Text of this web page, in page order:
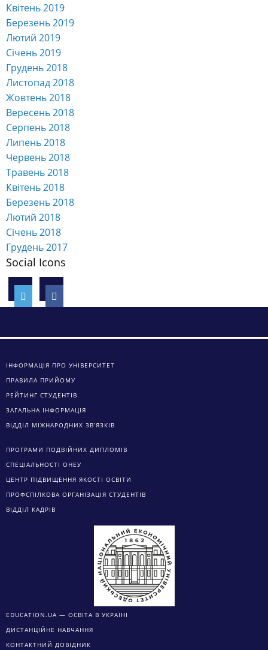
Квітень 2019
Березень 2019
Лютий 2019
Січень 2019
Грудень 2018
Листопад 2018
Жовтень 2018
Вересень 2018
Серпень 2018
Липень 2018
Червень 2018
Травень 2018
Квітень 2018
Березень 2018
Лютий 2018
Січень 2018
Грудень 2017
Social Icons
ІНФОРМАЦІЯ ПРО УНІВЕРСИТЕТ
ПРАВИЛА ПРИЙОМУ
РЕЙТИНГ СТУДЕНТІВ
ЗАГАЛЬНА ІНФОРМАЦІЯ
ВІДДІЛ МІЖНАРОДНИХ ЗВ’ЯЗКІВ
ПРОГРАМИ ПОДВІЙНИХ ДИПЛОМІВ
СПЕЦІАЛЬНОСТІ ОНЕУ
ЦЕНТР ПІДВИЩЕННЯ ЯКОСТІ ОСВІТИ
ПРОФСПІЛКОВА ОРГАНІЗАЦІЯ СТУДЕНТІВ
ВІДДІЛ КАДРІВ
EDUCATION.UA — ОСВІТА В УКРАЇНІ
ДИСТАНЦІЙНЕ НАВЧАННЯ
КОНТАКТНИЙ ДОВІДНИК